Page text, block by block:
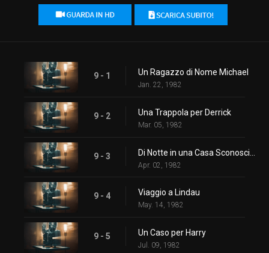
9 - 1 Un Ragazzo di Nome Michael
Jan. 22, 1982
9 - 2 Una Trappola per Derrick
Mar. 05, 1982
9 - 3
Apr. 02, 1982
9 - 4 Viaggio a Lindau
May. 14, 1982
9 - 5 Un Caso per Harry
Jul. 09, 1982